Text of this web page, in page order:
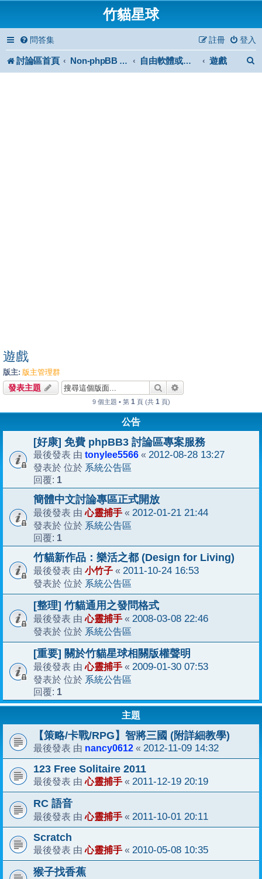
竹貓星球
問答集 登入
註冊
討論區首頁 Non-phpBB specific 自由軟體或免費軟體 遊戲
遊戲
版主: 版主管理群
發表主題 搜尋
9 個主題 • 第 1 頁 (共 1 頁)
公告
[好康] 免費 phpBB3 討論區專案服務
最後發表 由 tonylee5566 « 2012-08-28 13:27
發表於 位於 系統公告區
回覆: 1
簡體中文討論專區正式開放
最後發表 由心靈捕手 « 2012-01-21 21:44
發表於 位於 系統公告區
回覆: 1
竹貓新作品：樂活之都 (Design for Living)
最後發表 由 小竹子 « 2011-10-24 16:53
發表於 位於 系統公告區
[整理] 竹貓通用之發問格式
最後發表 由心靈捕手 « 2008-03-08 22:46
發表於 位於 系統公告區
[重要] 關於竹貓星球相關版權聲明
最後發表 由心靈捕手 « 2009-01-30 07:53
發表於 位於 系統公告區
回覆: 1
主題
【策略/卡戰/RPG】智將三國 (附詳細教學)
最後發表 由 nancy0612 « 2012-11-09 14:32
123 Free Solitaire 2011
最後發表 由心靈捕手 « 2011-12-19 20:19
RC 語音
最後發表 由心靈捕手 « 2011-10-01 20:11
Scratch
最後發表 由心靈捕手 « 2010-05-08 10:35
猴子找香蕉